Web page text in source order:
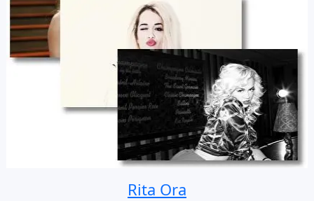
Rita Ora